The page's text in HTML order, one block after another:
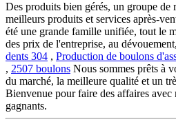
Des produits bien gérés, un groupe de
meilleurs produits et services après-
été une grande famille unifiée, tout le
des prix de l'entreprise, au
dents 304 , Production de boulons
, 2507 boulons Nous sommes prêts à
du marché, la meilleure qualité et un
Bienvenue pour faire des affaires
gagnants.